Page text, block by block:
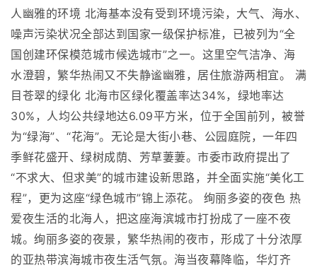
人幽雅的环境 北海基本没有受到环境污染，大气、海水、
噪声污染状况全部达到国家一级保护标准，已被列为“全
国创建环保模范城市候选城市”之一。这里空气洁净、海
水澄碧，繁华热闹又不失静谧幽雅，居住旅游两相宜。 满
目苍翠的绿化 北海市区绿化覆盖率达34%，绿地率达
30%，人均公共绿地达6.09平方米，位于全国前列，被誉
为“绿海”、“花海”。无论是大街小巷、公园庭院，一年四
季鲜花盛开、绿树成荫、芳草萋萋。市委市政府提出了
“不求大、但求美”的城市建设新思路，并全面实施“美化工
程”，更为这座“绿色城市”锦上添花。 绚丽多姿的夜色 热
爱夜生活的北海人，把这座海滨城市打扮成了一座不夜
城。绚丽多姿的夜景，繁华热闹的夜市，形成了十分浓厚
的亚热带滨海城市夜生活气氛。海当夜幕降临，华灯齐